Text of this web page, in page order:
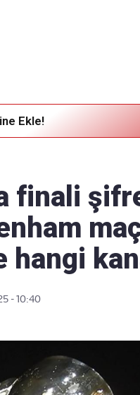
Ekle!
finali
hangi
- 10:40